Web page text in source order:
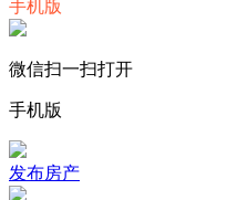
手机版
微信扫一扫打开
手机版
发布房产